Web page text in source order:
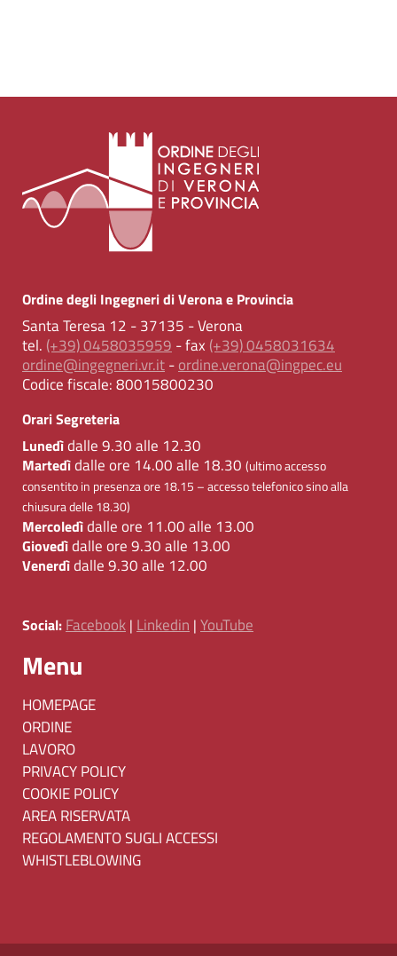
Ordine degli Ingegneri di Verona e Provincia
Santa Teresa 12 - 37135 - Verona
tel. (+39) 0458035959 - fax (+39) 0458031634
ordine@ingegneri.vr.it-ordine.verona@ingpec.eu
Codice fiscale:80015800230
Orari Segreteria
Lunedìdalle 9.30 alle 12.30
Martedìdalle ore 14.00 alle 18.30 (ultimo accesso
consentito in presenza ore 18.15 – accesso telefonico sino alla
chiusura delle 18.30)
Mercoledìdalle ore 11.00 alle 13.00
Giovedìdalle ore 9.30 alle 13.00
Venerdìdalle 9.30 alle 12.00
Social: Facebook | Linkedin | YouTube
Menu
HOMEPAGE
ORDINE
LAVORO
PRIVACY POLICY
COOKIE POLICY
AREA RISERVATA
REGOLAMENTO SUGLI ACCESSI
WHISTLEBLOWING